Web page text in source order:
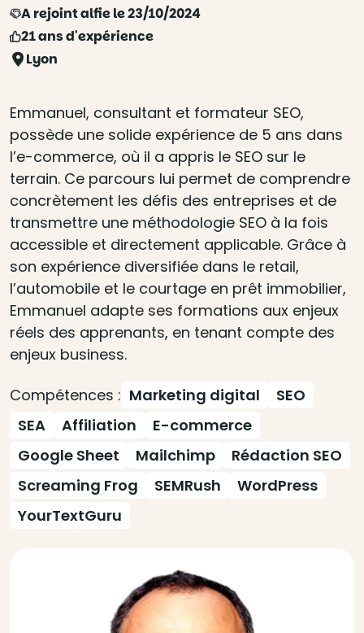
A rejoint alfie le 23/10/2024
21 ans d'expérience
Lyon
Emmanuel, consultant et formateur SEO,
possède une solide expérience de 5 ans dans
l’e-commerce, où il a appris le SEO sur le
terrain. Ce parcours lui permet de comprendre
concrètement les défis des entreprises et de
transmettre une méthodologie SEO à la fois
accessible et directement applicable. Grâce à
son expérience diversifiée dans le retail,
l’automobile et le courtage en prêt immobilier,
Emmanuel adapte ses formations aux enjeux
réels des apprenants, en tenant compte des
enjeux business.
Compétences : Marketing digital
SEO
SEA
Affiliation
E-commerce
Google Sheet
Mailchimp
Rédaction SEO
Screaming Frog
SEMRush
WordPress
YourTextGuru